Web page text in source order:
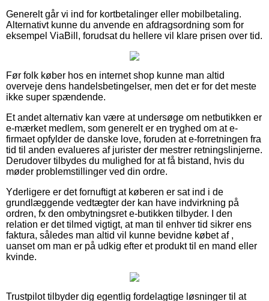
Generelt går vi ind for kortbetalinger eller mobilbetaling.
Alternativt kunne du anvende en afdragsordning som for
eksempel ViaBill, forudsat du hellere vil klare prisen over tid.
Før folk køber hos en internet shop kunne man altid
overveje dens handelsbetingelser, men det er for det meste
ikke super spændende.
Et andet alternativ kan være at undersøge om netbutikken er
e-mærket medlem, som generelt er en tryghed om at e-
firmaet opfylder de danske love, foruden at e-forretningen fra
tid til anden evalueres af jurister der mestrer retningslinjerne.
Derudover tilbydes du mulighed for at få bistand, hvis du
møder problemstillinger ved din ordre.
Yderligere er det fornuftigt at køberen er sat ind i de
grundlæggende vedtægter der kan have indvirkning på
ordren, fx den ombytningsret e-butikken tilbyder. I den
relation er det tilmed vigtigt, at man til enhver tid sikrer ens
faktura, således man altid vil kunne bevidne købet af ,
uanset om man er på udkig efter et produkt til en mand eller
kvinde.
Trustpilot tilbyder dig egentlig fordelagtige løsninger til at